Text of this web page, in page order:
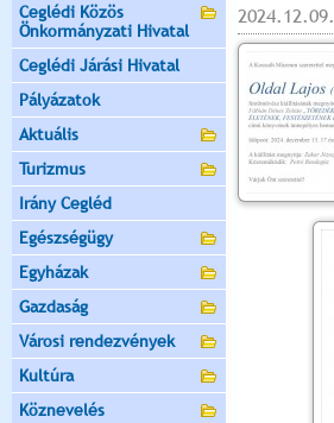
Ceglédi Közös
Önkormányzati Hivatal
Ceglédi Járási Hivatal
Pályázatok
Aktuális
Turizmus
Irány Cegléd
Egészségügy
Egyházak
Gazdaság
Városi rendezvények
Kultúra
Köznevelés